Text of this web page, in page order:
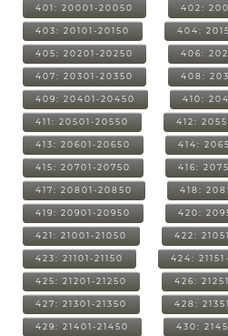
401: 20001-20050 402:
403: 20101-20150 404:
405: 20201-20250 406:
407: 20301-20350 408:
409: 20401-20450 410:
411: 20501-20550 412:
413: 20601-20650 414:
415: 20701-20750 416:
417: 20801-20850 418:
419: 20901-20950 420:
421: 21001-21050 422:
423: 21101-21150 424:
425: 21201-21250 426:
427: 21301-21350 428:
429: 21401-21450 430: